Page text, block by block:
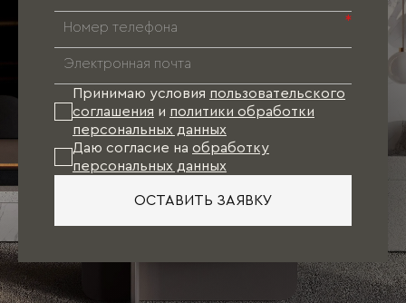
*
Принимаю условия пользовательского
соглашения и политики обработки
персональных данных
Даю согласие на обработку
персональных данных
ОСТАВИТЬ ЗАЯВКУ